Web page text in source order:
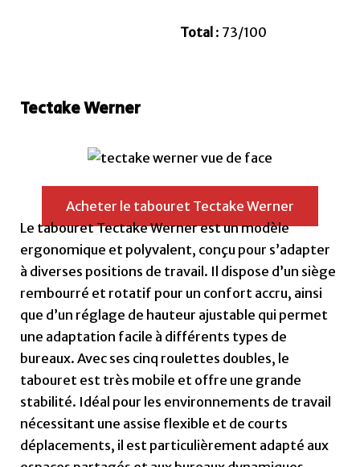
Total : 73/100
Tectake Werner
Acheter le tabouret Tectake Werner
Le tabouret Tectake Werner est un modèle
ergonomique et polyvalent, conçu pour s’adapter
à diverses positions de travail. Il dispose d’un siège
rembourré et rotatif pour un confort accru, ainsi
que d’un réglage de hauteur ajustable qui permet
une adaptation facile à différents types de
bureaux. Avec ses cinq roulettes doubles, le
tabouret est très mobile et offre une grande
stabilité. Idéal pour les environnements de travail
nécessitant une assise flexible et de courts
déplacements, il est particulièrement adapté aux